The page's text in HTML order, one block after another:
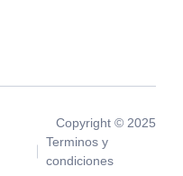
Copyright © 2025
Terminos y
condiciones